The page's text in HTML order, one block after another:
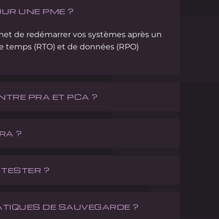
UNE PME ?
de redémarrer vos systèmes après un
(RTO) et de données (RPO)
PRA ET PCA ?
?
?
DE SAUVEGARDE ?